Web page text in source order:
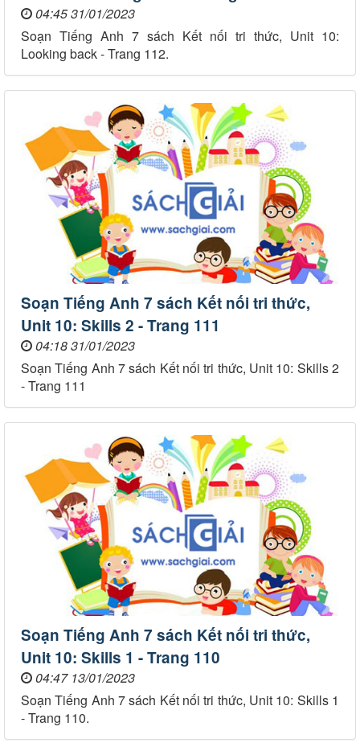
04:45 31/01/2023
Soạn Tiếng Anh 7 sách Kết nối tri thức, Unit 10:
Looking back - Trang 112.
Soạn Tiếng Anh 7 sách Kết nối tri thức,
Unit 10: Skills 2 - Trang 111
04:18 31/01/2023
Soạn Tiếng Anh 7 sách Kết nối tri thức, Unit 10: Skills 2
- Trang 111
Soạn Tiếng Anh 7 sách Kết nối tri thức,
Unit 10: Skills 1 - Trang 110
04:47 13/01/2023
Soạn Tiếng Anh 7 sách Kết nối tri thức, Unit 10: Skills 1
- Trang 110.